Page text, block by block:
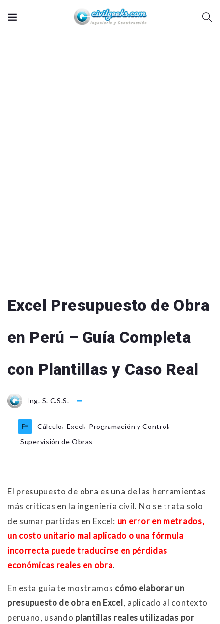
Excel Presupuesto de Obra
en Perú – Guía Completa
con Plantillas y Caso Real
Ing. S. C.S.S.
Cálculo, Excel, Programación y Control,
Supervisión de Obras
El presupuesto de obra es una de las herramientas
más críticas en la ingeniería civil. No se trata solo
de sumar partidas en Excel: un error en metrados,
un costo unitario mal aplicado o una fórmula
incorrecta puede traducirse en pérdidas
económicas reales en obra.
En esta guía te mostramos cómo elaborar un
presupuesto de obra en Excel, aplicado al contexto
peruano, usando plantillas reales utilizadas por